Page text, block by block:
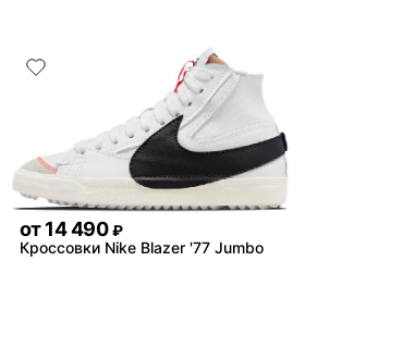
от14 490 ₽
Кроссовки Nike Blazer '77 Jumbo